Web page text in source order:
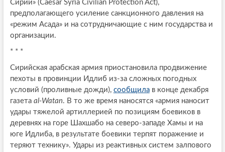
Сирии» (Caesar Syria Civilian Protection Act),
предполагающего усиление санкционного давления на
«режим Асада» и на сотрудничающие с ним государства и
организации.
* * *
Сирийская арабская армия приостановила продвижение
пехоты в провинции Идлиб из-за сложных погодных
условий (проливные дожди), сообщилав конце декабря
газета al-Watan. В то же время наносятся «армия наносит
удары тяжелой артиллерией по позициям боевиков в
деревнях на горе Шахшабо на северо-западе Хамы и на
юге Идлиба, в результате боевики терпят поражение и
теряют технику». Удары из реактивных систем залпового